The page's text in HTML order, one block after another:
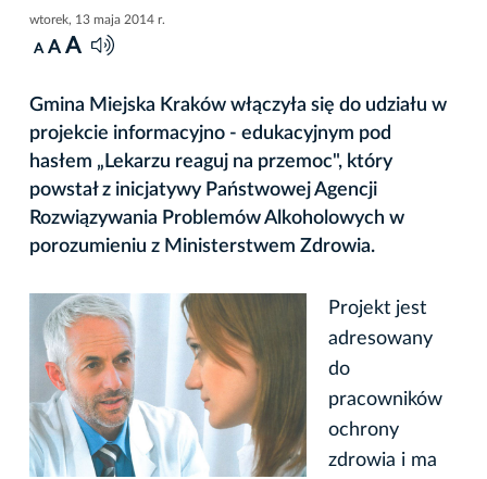
wtorek, 13 maja 2014 r.
A A A
Gmina Miejska Kraków włączyła się do udziału w
projekcie informacyjno - edukacyjnym pod
hasłem „Lekarzu reaguj na przemoc", który
powstał z inicjatywy Państwowej Agencji
Rozwiązywania Problemów Alkoholowych w
porozumieniu z Ministerstwem Zdrowia.
Projekt jest
adresowany
do
pracowników
ochrony
zdrowia i ma